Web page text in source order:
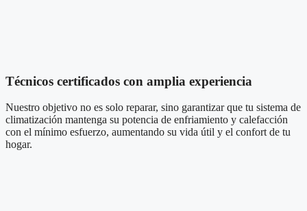
Técnicos certificados con amplia experiencia
Nuestro objetivo no es solo reparar, sino garantizar que tu sistema de
climatización mantenga su potencia de enfriamiento y calefacción
con el mínimo esfuerzo, aumentando su vida útil y el confort de tu
hogar.